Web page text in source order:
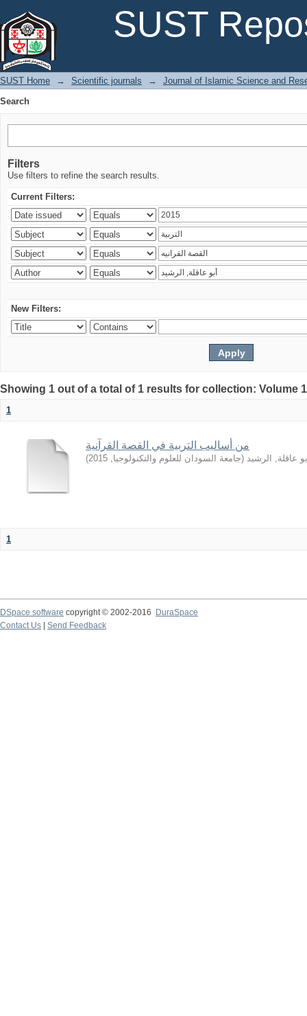
SUST
SUST Home → Scientific journals →
Journal of Islamic Science and
Search
Filters
Use filters to refine the search results.
Current Filters:
New Filters:
Showing 1 out of a total of 1 results for collection: Volume
1
من أساليب التربية في القصة القرآنية
عاقلة, الرشيد (جامعة السودان للعلوم والتكنولوجيا,
2015
)
1
DSpace software copyright © 2002-2016
DuraSpace
Contact Us
Send Feedback